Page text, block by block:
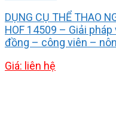
DỤNG CỤ THỂ THAO
HOF 14509 – Giải
đồng – công viên –
Giá: liên hệ